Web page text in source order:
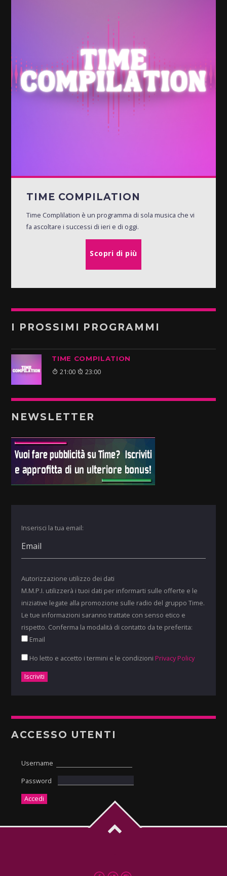
TIME COMPILATION
Time Complilation è un programma di sola musica che vi
fa ascoltare i successi di ieri e di oggi.
Scopri di più
I PROSSIMI PROGRAMMI
TIME COMPILATION
21:00 23:00
NEWSLETTER
Inserisci la tua email:
Autorizzazione utilizzo dei dati
M.M.P.I. utilizzerà i tuoi dati per informarti sulle offerte e le
iniziative legate alla promozione sulle radio del gruppo Time.
Le tue informazioni saranno trattate con senso etico e
rispetto. Conferma la modalità di contatto da te preferita:
Email
Ho letto e accetto i termini e le condizioni Privacy Policy
ACCESSO UTENTI
Username
Password